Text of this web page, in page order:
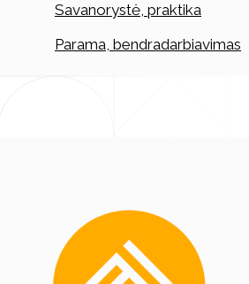
Savanorystė, praktika
Parama, bendradarbiavimas